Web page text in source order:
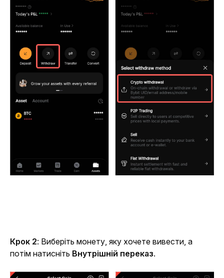
Крок 2: Виберіть монету, яку хочете вивести, а
потім натисніть Внутрішній переказ.